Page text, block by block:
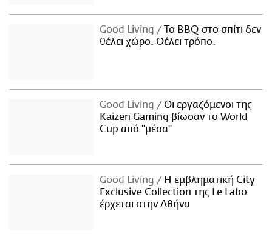
Good Living
Το BBQ στο σπίτι δεν
θέλει χώρο. Θέλει τρόπο.
Good Living
Οι εργαζόμενοι της
Kaizen Gaming βίωσαν το World
Cup από "μέσα"
Good Living
Η εμβληματική City
Exclusive Collection της Le Labo
έρχεται στην Αθήνα